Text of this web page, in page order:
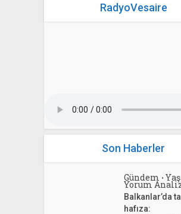
RadyoVesaire
Son Haberler
Gündem •
Yorum
Balkanlar’da
hafıza: